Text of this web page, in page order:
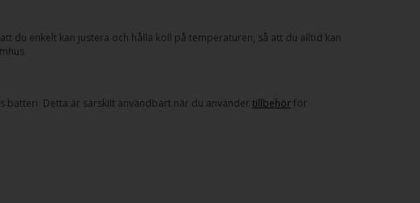
du enkelt kan justera och hålla koll på temperaturen, så att du alltid kan
Detta är särskilt användbart när du använder tillbehörför